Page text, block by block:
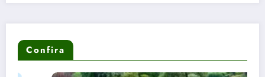
Confira